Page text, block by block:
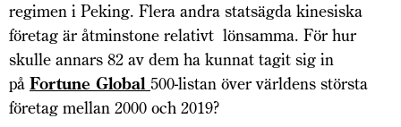
regimen i Peking. Flera andra statsägda kinesiska
företag är åtminstone relativt lönsamma. För hur
skulle annars 82 av dem ha kunnat tagit sig in
på Fortune Global 500-listan över världens största
företag mellan 2000 och 2019?